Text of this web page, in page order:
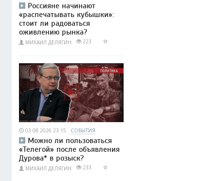
Россияне начинают
«распечатывать кубышки»:
стоит ли радоваться
оживлению рынка?
МИХАИЛ ДЕЛЯГИН 223
03.08.2026 23:15 СОБЫТИЯ
Можно ли пользоваться
«Телегой» после объявления
Дурова* в розыск?
МИХАИЛ ДЕЛЯГИН 233